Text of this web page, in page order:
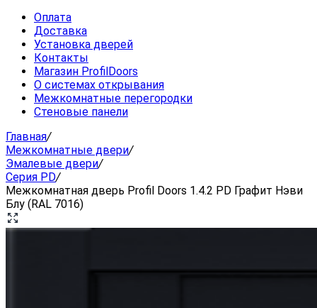
Оплата
Доставка
Установка дверей
Контакты
Магазин ProfilDoors
О системах открывания
Межкомнатные перегородки
Стеновые панели
Главная/
Межкомнатные двери/
Эмалевые двери/
Серия PD/
Межкомнатная дверь Profil Doors 1.4.2 PD Графит Нэви
Блу (RAL 7016)